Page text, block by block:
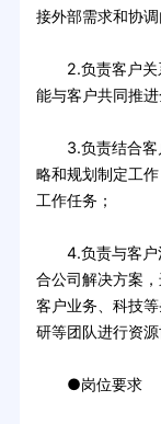
接外部需求和协
2.负责客户关
能与客户共同推
3.负责结合客
略和规划制定工
工作任务；
4.负责与客户
合公司解决方案
客户业务、科技
研等团队进行资源
●岗位要求